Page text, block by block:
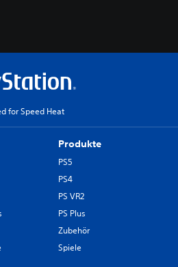
for Speed Heat
Produkte
PS5
PS4
PS VR2
PS Plus
Zubehör
Spiele